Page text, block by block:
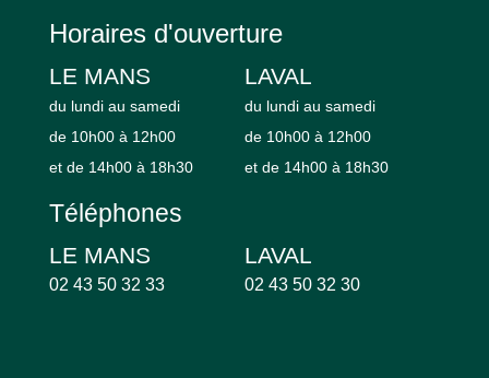
Horaires d'ouverture
LE MANS
du lundi au samedi
de 10h00 à 12h00
et de 14h00 à 18h30
LAVAL
du lundi au samedi
de 10h00 à 12h00
et de 14h00 à 18h30
Téléphones
LE MANS
02 43 50 32 33
LAVAL
02 43 50 32 30